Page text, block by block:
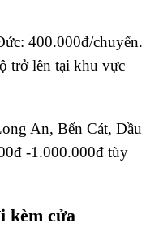
400.000đ/chuyến.
trở lên tại khu vực
An, Bến Cát, Dầu
-1.000.000đ tùy
kèm cửa